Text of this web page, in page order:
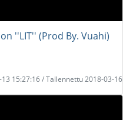
''LIT'' (Prod By. Vuahi)
13 15:27:16 / Tallennettu 2018-03-16